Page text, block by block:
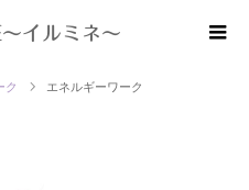
イルミネ～
ク エネルギーワーク